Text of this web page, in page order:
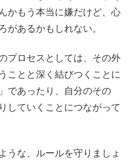
かもう本当に嫌だけど、心
があるかもしれない。
プロセスとしては、その外
ことと深く結びつくことに
であったり、自分のその
していくことにつながって
うな、ルールを守りましょ